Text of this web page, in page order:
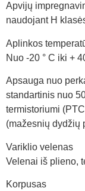
Apvijų
naudojant H
Aplinkos
Nuo -20 ° C iki +
Apsauga nuo
standartinis nuo
termistoriumi
(mažesnių dydžių
Variklio velenas
Velenai iš plieno,
Korpusas